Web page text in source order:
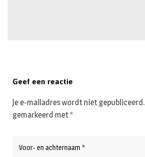
Geef een reactie
Je e-mailadres wordt niet gepubliceerd.
gemarkeerd met *